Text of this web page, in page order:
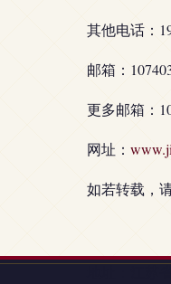
其他电话：
邮箱：
更多邮箱：
网址：
如若转载，